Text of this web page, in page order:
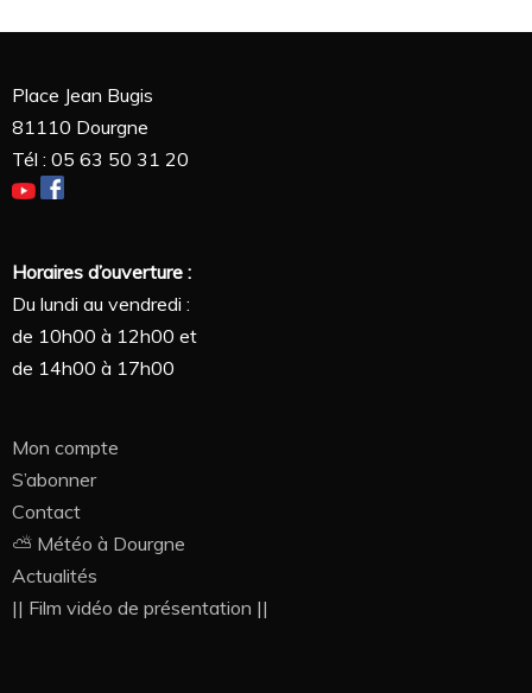
Place Jean Bugis
81110 Dourgne
Tél : 05 63 50 31 20
Horaires d’ouverture :
Du lundi au vendredi :
de 10h00 à 12h00 et
de 14h00 à 17h00
Mon compte
S’abonner
Contact
⛅ Météo à Dourgne
Actualités
|| Film vidéo de présentation ||